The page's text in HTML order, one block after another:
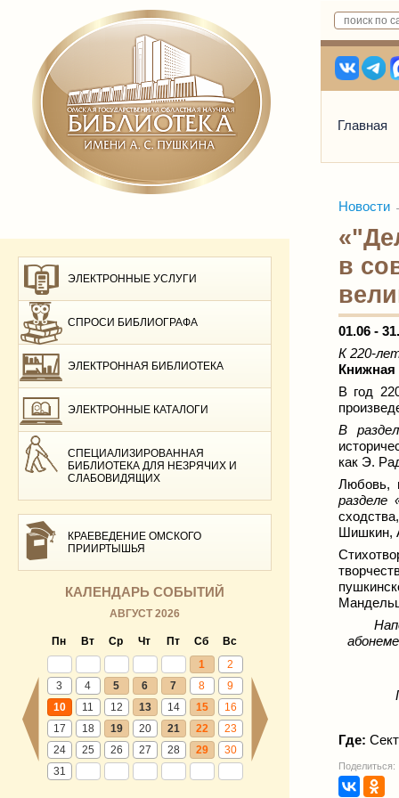
Главная
ЭЛЕКТРОННЫЕ УСЛУГИ
СПРОСИ БИБЛИОГРАФА
ЭЛЕКТРОННАЯ БИБЛИОТЕКА
ЭЛЕКТРОННЫЕ КАТАЛОГИ
СПЕЦИАЛИЗИРОВАННАЯ
БИБЛИОТЕКА ДЛЯ НЕЗРЯЧИХ И
СЛАБОВИДЯЩИХ
КРАЕВЕДЕНИЕ ОМСКОГО
ПРИИРТЫШЬЯ
КАЛЕНДАРЬ СОБЫТИЙ
АВГУСТ 2026
Пн Вт Ср Чт Пт Сб
Вс
1
2
3
4 5 6 7 8
9
10
11 12 13 14 15
16
17
18 19 20 21 22
23
24
25 26 27 28 29
30
31
Новости
в
01.06 -
К 220-
В год
В
как Э.
Любовь,
Шишкин,
Где:
Поделиться: